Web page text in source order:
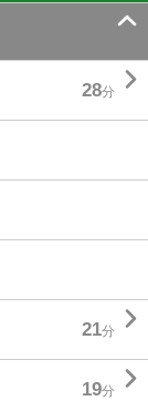

28分 
21分 
19分 